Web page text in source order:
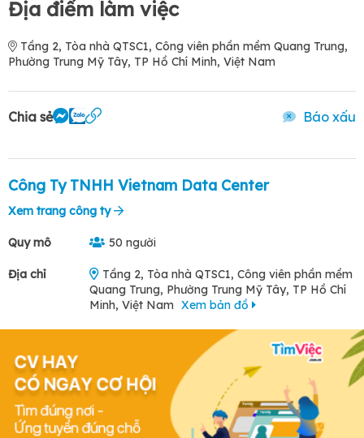
Địa điểm làm việc
Tầng 2, Tòa nhà QTSC1, Công viên phần mềm Quang Trung,
Phường Trung Mỹ Tây, TP Hồ Chí Minh, Việt Nam
Chia sẻ Báo xấu
Công Ty TNHH Vietnam Data Center
Xem trang công ty
Quy mô 50 người
Địa chỉ
Tầng 2, Tòa nhà QTSC1, Công viên phần mềm
Quang Trung, Phường Trung Mỹ Tây, TP Hồ Chí
Minh, Việt Nam Xem bản đồ